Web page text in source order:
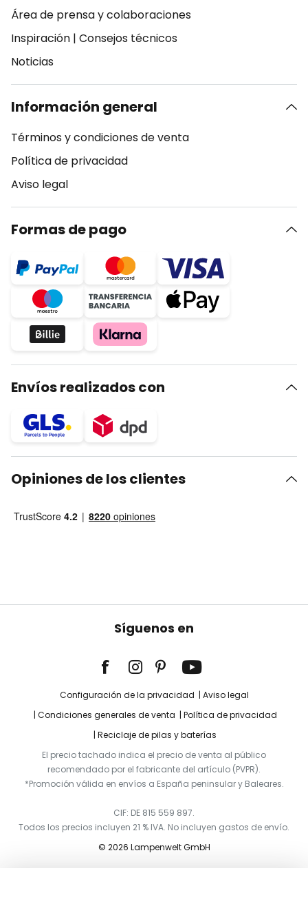
Área de prensa y colaboraciones
Inspiración | Consejos técnicos
Noticias
Información general
Términos y condiciones de venta
Política de privacidad
Aviso legal
Formas de pago
Envíos realizados con
Opiniones de los clientes
Síguenos en
Configuración de la privacidad
Aviso legal
Condiciones generales de venta
Política de privacidad
Reciclaje de pilas y baterías
El precio tachado indica el precio de venta al público
recomendado por el fabricante del artículo (PVPR).
*Promoción válida en envíos a España peninsular y Baleares.
CIF: DE 815 559 897.
Todos los precios incluyen 21 % IVA. No incluyen gastos de envío.
© 2026 Lampenwelt GmbH